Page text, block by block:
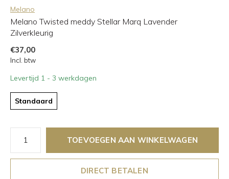
Melano
Melano Twisted meddy Stellar Marq Lavender
Zilverkleurig
€37,00
Incl. btw
Levertijd 1 - 3 werkdagen
Standaard
TOEVOEGEN AAN WINKELWAGEN
DIRECT BETALEN